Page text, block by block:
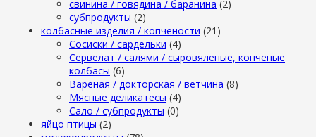
свинина / говядина / баранина (2)
субпродукты (2)
колбасные изделия / копчености (21)
Сосиски / сардельки (4)
Сервелат / салями / сыровяленые, копченые
колбасы (6)
Вареная / докторская / ветчина (8)
Мясные деликатесы (4)
Сало / субпродукты (0)
яйцо птицы (2)